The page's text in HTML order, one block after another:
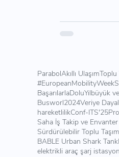
ParabolAkıllı UlaşımToplu
#EuropeanMobilityWeek
BaşarılarlaDoluYılbüyük
Busworl2024Veriye
hareketlilikConf-ITS'25
Saha İş Takip ve
Sürdürülebilir Toplu
BABLE Urban Shark Tank
elektrikli araç şarj